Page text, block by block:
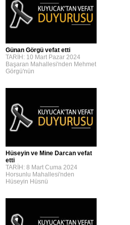
Günan Görgü vefat etti
TARİH: 10 Mart Pazar 2024
Başaran Mahallesi'nden Mehmet
Görgü'nün
Hüseyin ve Mine Darcan vefat
etti
TARİH: 8 Mart Cuma 2024
Horsunlu Mahallesi'nden
Hüseyin Hüsnü